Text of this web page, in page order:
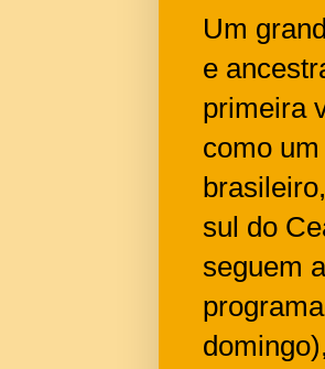
Um
e
primeira
como
sul do
seguem